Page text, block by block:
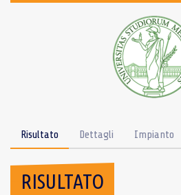
Risultato Dettagli Impianto
RISULTATO